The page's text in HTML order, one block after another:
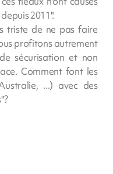
2011".
triste de ne pas faire
profitons autrement
sécurisation et non
Comment font les
...) avec des